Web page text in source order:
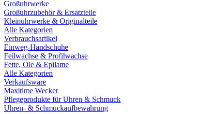
Großuhrwerke
Großuhrzubehör & Ersatzteile
Kleinuhrwerke & Originalteile
Alle Kategorien
Verbrauchsartikel
Einweg-Handschuhe
Feilwachse & Profilwachse
Fette, Öle & Epilame
Alle Kategorien
Verkaufsware
Maxitime Wecker
Pflegeprodukte für Uhren & Schmuck
Uhren- & Schmuckaufbewahrung